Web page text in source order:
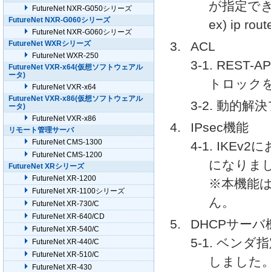
が指定で
ex) ip
ACL
3-1. REST-
トロック
3-2. 動的解
IPsec機能
4-1. IKEv2に
になりま
※本機能
ん。
DHCPサーバ
5-1. ベンダ
しました
FutureNet NXR-G050シリーズ
FutureNet NXR-G060シリーズ
FutureNet NXR-G060シリーズ
FutureNet WXRシリーズ
FutureNet WXR-250
FutureNet VXR-x64(仮想ソフトウェアル
ータ)
FutureNet VXR-x64
FutureNet VXR-x86(仮想ソフトウェアル
ータ)
FutureNet VXR-x86
リモート管理サーバ
FutureNet CMS-1300
FutureNet CMS-1200
FutureNet XRシリーズ
FutureNet XR-1200
FutureNet XR-1100シリーズ
FutureNet XR-730/C
FutureNet XR-640/CD
FutureNet XR-540/C
FutureNet XR-440/C
FutureNet XR-510/C
FutureNet XR-430